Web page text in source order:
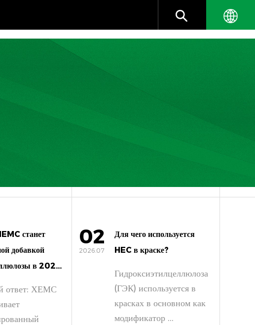
станет
добавкой
в 202...
ответ: ХЕМС
02
2026.07
Для чего используется
HEC в краске?
Гидроксиэтилцеллюлоза
(ГЭК) используется в
красках в основном как
модификатор ...